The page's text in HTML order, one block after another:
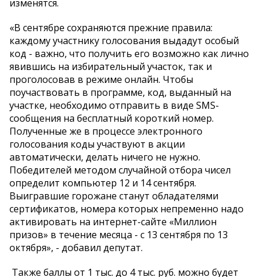
изменятся.
«В сентябре сохраняются прежние правила:
каждому участнику голосования выдадут особый
код - важно, что получить его возможно как лично
явившись на избирательный участок, так и
проголосовав в режиме онлайн. Чтобы
поучаствовать в программе, код, выданный на
участке, необходимо отправить в виде SMS-
сообщения на бесплатный короткий номер.
Полученные же в процессе электронного
голосования коды участвуют в акции
автоматически, делать ничего не нужно.
Победителей методом случайной отбора чисел
определит компьютер 12 и 14 сентября.
Выигравшие горожане станут обладателями
сертификатов, номера которых непременно надо
активировать на интернет-сайте «Миллион
призов» в течение месяца - с 13 сентября по 13
октября», - добавил депутат.
Также баллы от 1 тыс. до 4 тыс. руб. можно будет